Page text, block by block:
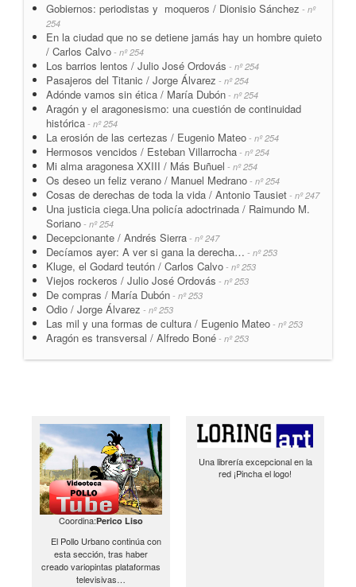
Gobiernos: periodistas y moqueros / Dionisio Sánchez - nº
254
En la ciudad que no se detiene jamás hay un hombre quieto
/ Carlos Calvo - nº 254
Los barrios lentos / Julio José Ordovás - nº 254
Pasajeros del Titanic / Jorge Álvarez - nº 254
Adónde vamos sin ética / María Dubón - nº 254
Aragón y el aragonesismo: una cuestión de continuidad
histórica - nº 254
La erosión de las certezas / Eugenio Mateo - nº 254
Hermosos vencidos / Esteban Villarrocha - nº 254
Mi alma aragonesa XXIII / Más Buñuel - nº 254
Os deseo un feliz verano / Manuel Medrano - nº 254
Cosas de derechas de toda la vida / Antonio Tausiet - nº 247
Una justicia ciega.Una policía adoctrinada / Raimundo M.
Soriano - nº 254
Decepcionante / Andrés Sierra - nº 247
Decíamos ayer: A ver si gana la derecha… - nº 253
Kluge, el Godard teutón / Carlos Calvo - nº 253
Viejos rockeros / Julio José Ordovás - nº 253
De compras / María Dubón - nº 253
Odio / Jorge Álvarez - nº 253
Las mil y una formas de cultura / Eugenio Mateo - nº 253
Aragón es transversal / Alfredo Boné - nº 253
Coordina:Perico Liso
El Pollo Urbano continúa con
esta sección, tras haber
creado variopintas plataformas
televisivas…
Una librería excepcional en la
red ¡Pincha el logo!